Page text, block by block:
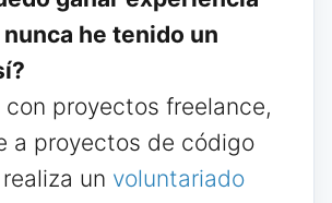
he tenido un
con proyectos freelance,
a proyectos de código
un voluntariado